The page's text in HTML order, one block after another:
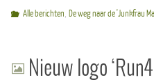
Alle berichten,De weg naar de 'Junkfrau
Nieuw logo